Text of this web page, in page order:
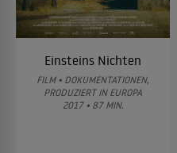
Einsteins Nichten
FILM • DOKUMENTATIONEN,
PRODUZIERT IN EUROPA
2017 • 87 MIN.